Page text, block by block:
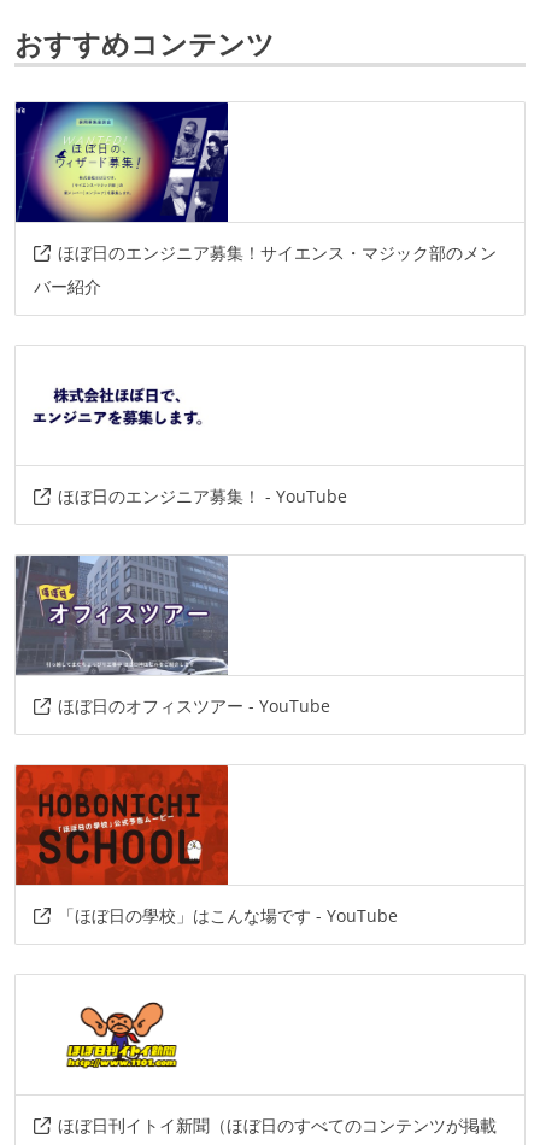
プロジェクト管理
github
情報共有ツール
slack
その他
kubernetes
terraform
google-cloud-platform
その他、現場で使われている技術
言語
perl
node.js go ruby python
フレームワーク
vue.js
react.js
データベース
postgresql
プロジェクト管理
trello
情報共有ツール
confluence
circleci
firebase
おすすめコンテンツ
ほぼ日のエンジニア募集！サイエンス・マジック部のメン
バー紹介
ほぼ日のエンジニア募集！ - YouTube
ほぼ日のオフィスツアー - YouTube
「ほぼ日の學校」はこんな場です - YouTube
ほぼ日刊イトイ新聞（ほぼ日のすべてのコンテンツが掲載